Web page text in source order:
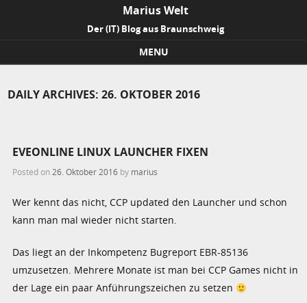
Marius Welt
Der (IT) Blog aus Braunschweig
MENU
DAILY ARCHIVES:26. OKTOBER 2016
EVEONLINE LINUX LAUNCHER FIXEN
Posted on 26. Oktober 2016 by marius
Wer kennt das nicht, CCP updated den Launcher und schon
kann man mal wieder nicht starten.
Das liegt an der Inkompetenz Bugreport EBR-85136
umzusetzen. Mehrere Monate ist man bei CCP Games nicht in
der Lage ein paar Anführungszeichen zu setzen